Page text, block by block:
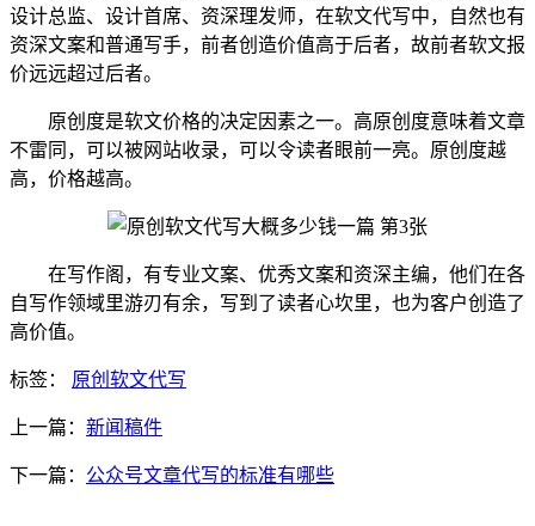
设计总监、设计首席、资深理发师，在软文代写中，自然也有
资深文案和普通写手，前者创造价值高于后者，故前者软文报
价远远超过后者。
原创度是软文价格的决定因素之一。高原创度意味着文章
不雷同，可以被网站收录，可以令读者眼前一亮。原创度越
高，价格越高。
在写作阁，有专业文案、优秀文案和资深主编，他们在各
自写作领域里游刃有余，写到了读者心坎里，也为客户创造了
高价值。
标签： 原创软文代写
上一篇： 新闻稿件
下一篇： 公众号文章代写的标准有哪些